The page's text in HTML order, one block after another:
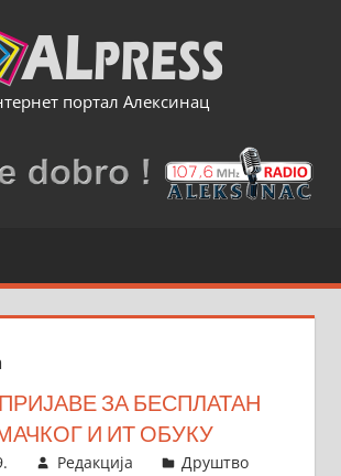
портал Алексинац
ЗА БЕСПЛАТАН
И ИТ ОБУКУ
Редакција
Друштво